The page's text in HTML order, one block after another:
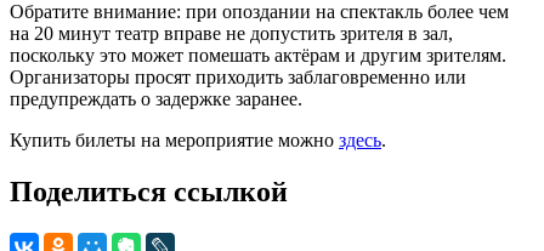
Обратите внимание: при опоздании на спектакль более чем
на 20 минут театр вправе не допустить зрителя в зал,
поскольку это может помешать актёрам и другим зрителям.
Организаторы просят приходить заблаговременно или
предупреждать о задержке заранее.
Купить билеты на мероприятие можно здесь.
Поделиться ссылкой